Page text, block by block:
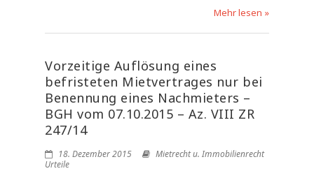
Mehr lesen »
Vorzeitige Auflösung eines
befristeten Mietvertrages nur bei
Benennung eines Nachmieters –
BGH vom 07.10.2015 – Az. VIII ZR
247/14
18. Dezember 2015
Mietrecht u. Immobilienrecht
Urteile